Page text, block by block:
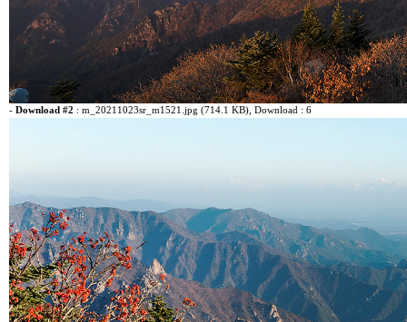
- Download #2 : m_20211023sr_m1521.jpg (714.1 KB), Download : 6